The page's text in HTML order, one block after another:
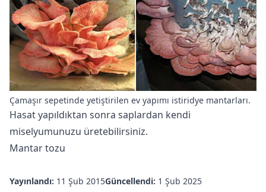
Çamaşır sepetinde yetiştirilen ev yapımı istiridye mantarları.
Hasat yapıldıktan sonra saplardan kendi
miselyumunuzu üretebilirsiniz.
Mantar tozu
Yayınlandı: 11 Şub 2015Güncellendi: 1 Şub 2025